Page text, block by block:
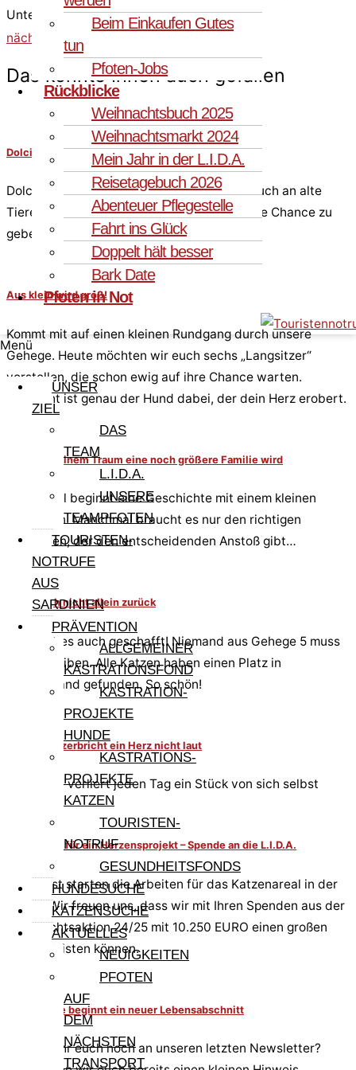
Beim Einkaufen Gutes
tun
Pfoten-Jobs
Rückblicke
Weihnachtsbuch 2025
Weihnachtsmarkt 2024
Mein Jahr in der L.I.D.A.
Reisetagebuch 2026
Abenteuer Pflegestelle
Fahrt ins Glück
Doppelt hält besser
Bark Date
Pfoten in Not
Menü
UNSER
ZIEL
DAS
TEAM
L.I.D.A.
UNSERE
TEAMPFOTEN
TOURISTEN-
NOTRUFE
AUS
SARDINIEN
PRÄVENTION
ALLGEMEINER
KASTRATIONSFOND
KASTRATION-
PROJEKTE
HUNDE
KASTRATIONS-
PROJEKTE
KATZEN
TOURISTEN-
NOTRUF
GESUNDHEITSFONDS
HUNDESUCHE
KATZENSUCHE
AKTUELLES
NEUIGKEITEN
PFOTEN
AUF
DEM
NÄCHSTEN
TRANSPORT
Unterstützung.
nächster
Das könnte Ihnen auch gefallen
Dolcina – The Power of Love
Dolcina möchte die Menschen ermutigen, auch an alte
Tiere ihr Herz zu verschenken und ihnen eine Chance zu
geben.
Aus klein wird groß!
Kommt mit auf einen kleinen Rundgang durch unsere
Gehege. Heute möchten wir euch sechs „Langsitzer“
vorstellen, die schon ewig auf ihre Chance warten.
Vielleicht ist genau der Hund dabei, der dein Herz erobert.
Wenn aus einem Traum eine noch größere Familie wird
Manchmal beginnt eine Geschichte mit einem kleinen
Gedanken. Manchmal braucht es nur den richtigen
Menschen, der den entscheidenden Anstoß gibt…
Lasst mich nicht allein zurück
Bigio hat es auch geschafft! Niemand aus Gehege 5 muss
zurückbleiben. Alle Katzen haben einen Platz in
Deutschland gefunden. So schön!
Manchmal zerbricht ein Herz nicht laut
Roxy – sie verliert jeden Tag ein Stück von sich selbst
Grundstein für ein Herzensprojekt – Spende an die L.I.D.A.
Im Herbst starten die Arbeiten für das Katzenareal in der
L.I.D.A. Wir freuen uns, dass wir mit Ihren Spenden aus der
Weihnachtsaktion 24/25 mit 10.250 EURO einen großen
Beitrag leisten können.
6+1 – für sie beginnt ein neuer Lebensabschnitt
Erinnert ihr euch noch an unseren letzten Newsletter?